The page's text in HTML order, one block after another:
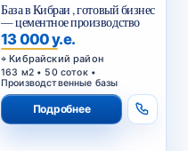
База в Кибраи , готовый бизнес
— цементное производство
13 000 у.е.
Кибрайский район
163 м2 • 50 соток •
Производственные базы
Подробнее